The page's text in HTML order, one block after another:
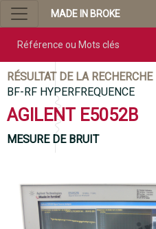
MADE IN BROKE
RÉSULTAT DE LA RECHERCHE
BF-RF HYPERFREQUENCE
AGILENT E5052B
MESURE DE BRUIT